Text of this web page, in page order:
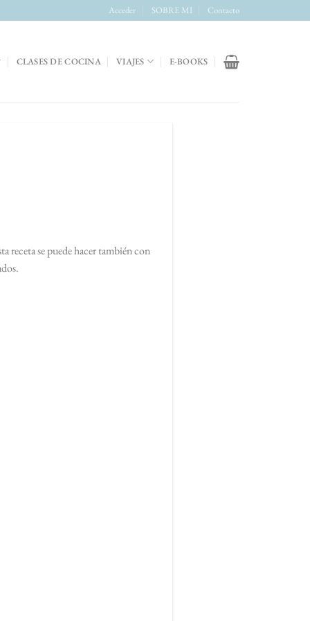
Acceder SOBRE MI Contacto
CLASES DE COCINA VIAJES E-BOOKS
receta se puede hacer también con